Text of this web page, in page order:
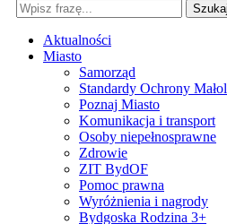
Szukaj
Aktualności
Miasto
Samorząd
Standardy Ochrony
Poznaj Miasto
Komunikacja i transport
Osoby niepełnosprawne
Zdrowie
ZIT BydOF
Pomoc prawna
Wyróżnienia i nagrody
Bydgoska Rodzina 3+